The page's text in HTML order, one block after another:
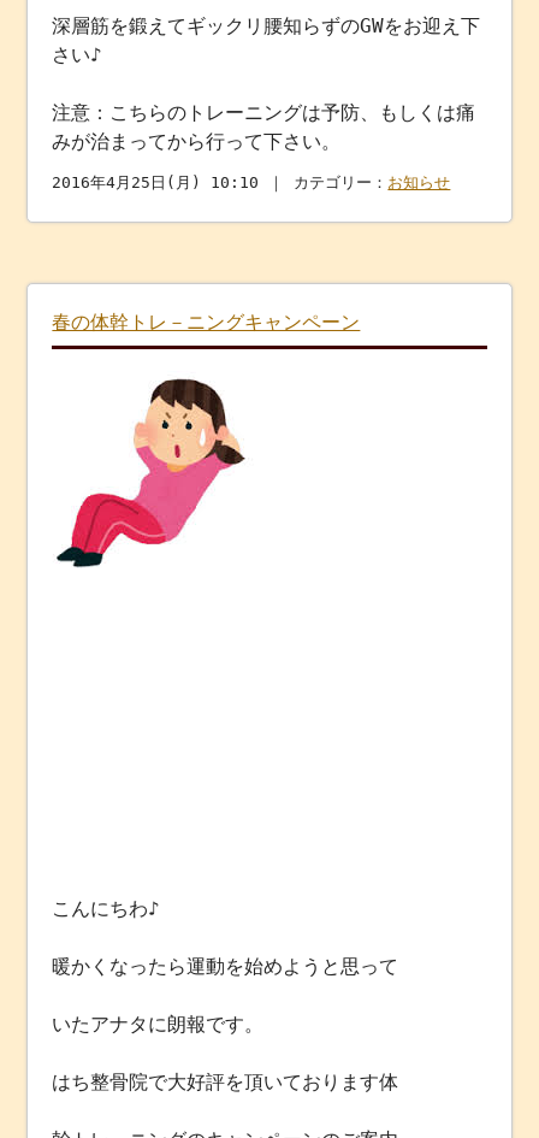
深層筋を鍛えてギックリ腰知らずのGWをお迎え下
さい♪
注意：こちらのトレーニングは予防、もしくは痛
みが治まってから行って下さい。
2016年4月25日(月) 10:10 ｜ カテゴリー： お知らせ
春の体幹トレ－ニングキャンペーン
こんにちわ♪
暖かくなったら運動を始めようと思って
いたアナタに朗報です。
はち整骨院で大好評を頂いております体